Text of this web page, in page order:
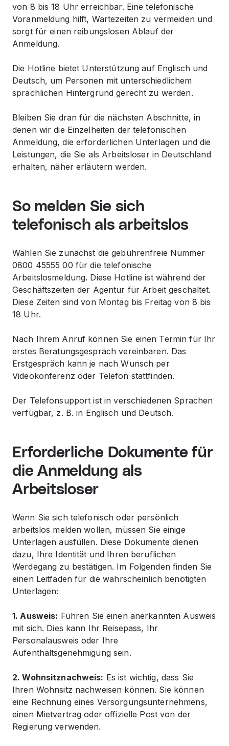
von 8 bis 18 Uhr erreichbar. Eine telefonische
Voranmeldung hilft, Wartezeiten zu vermeiden und
sorgt für einen reibungslosen Ablauf der
Anmeldung.
Die Hotline bietet Unterstützung auf Englisch und
Deutsch, um Personen mit unterschiedlichem
sprachlichen Hintergrund gerecht zu werden.
Bleiben Sie dran für die nächsten Abschnitte, in
denen wir die Einzelheiten der telefonischen
Anmeldung, die erforderlichen Unterlagen und die
Leistungen, die Sie als Arbeitsloser in Deutschland
erhalten, näher erläutern werden.
So melden Sie sich
telefonisch als arbeitslos
Wählen Sie zunächst die gebührenfreie Nummer
0800 45555 00 für die telefonische
Arbeitslosmeldung. Diese Hotline ist während der
Geschäftszeiten der Agentur für Arbeit geschaltet.
Diese Zeiten sind von Montag bis Freitag von 8 bis
18 Uhr.
Nach Ihrem Anruf können Sie einen Termin für Ihr
erstes Beratungsgespräch vereinbaren. Das
Erstgespräch kann je nach Wunsch per
Videokonferenz oder Telefon stattfinden.
Der Telefonsupport ist in verschiedenen Sprachen
verfügbar, z. B. in Englisch und Deutsch.
Erforderliche Dokumente für
die Anmeldung als
Arbeitsloser
Wenn Sie sich telefonisch oder persönlich
arbeitslos melden wollen, müssen Sie einige
Unterlagen ausfüllen. Diese Dokumente dienen
dazu, Ihre Identität und Ihren beruflichen
Werdegang zu bestätigen. Im Folgenden finden Sie
einen Leitfaden für die wahrscheinlich benötigten
Unterlagen:
1. Ausweis: Führen Sie einen anerkannten Ausweis
mit sich. Dies kann Ihr Reisepass, Ihr
Personalausweis oder Ihre
Aufenthaltsgenehmigung sein.
2. Wohnsitznachweis: Es ist wichtig, dass Sie
Ihren Wohnsitz nachweisen können. Sie können
eine Rechnung eines Versorgungsunternehmens,
einen Mietvertrag oder offizielle Post von der
Regierung verwenden.